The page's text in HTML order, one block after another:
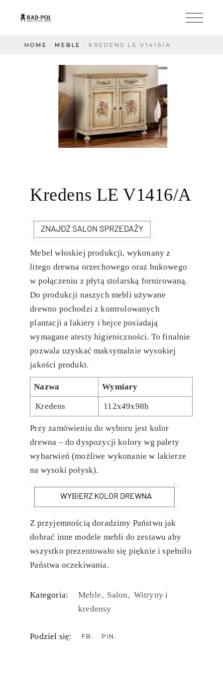
HOME MEBLE KREDENS LE V1416/A
Kredens LE V1416/A
Mebel włoskiej produkcji, wykonany z
litego drewna orzechowego oraz bukowego
w połączeniu z płytą stolarską fornirowaną.
Do produkcji naszych mebli używane
drewno pochodzi z kontrolowanych
plantacji a lakiery i bejce posiadają
wymagane atesty higieniczności. To finalnie
pozwala uzyskać maksymalnie wysokiej
jakości produkt.
Nazwa Wymiary
Kredens 112x49x98h
Przy zamówieniu do wyboru jest kolor
drewna – do dyspozycji kolory wg palety
wybarwień (możliwe wykonanie w lakierze
na wysoki połysk).
Z przyjemnością doradzimy Państwu jak
dobrać inne modele mebli do zestawu aby
wszystko prezentowało się pięknie i spełniło
Państwa oczekiwania.
Kategoria: Meble Salon Witryny i
kredensy
Podziel się: FB PIN